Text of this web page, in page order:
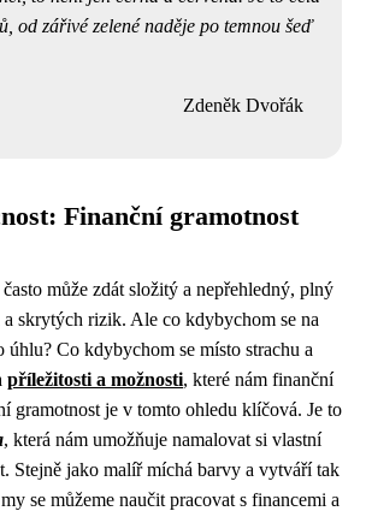
od zářivé zelené naděje po temnou šeď
Zdeněk Dvořák
Finanční gramotnost
může zdát složitý a nepřehledný, plný
skrytých rizik. Ale co kdybychom se na
Co kdybychom se místo strachu a
příležitosti a možnosti, které nám finanční
gramotnost je v tomto ohledu klíčová. Je to
, která nám umožňuje namalovat si vlastní
Stejně jako malíř míchá barvy a vytváří tak
se můžeme naučit pracovat s financemi a